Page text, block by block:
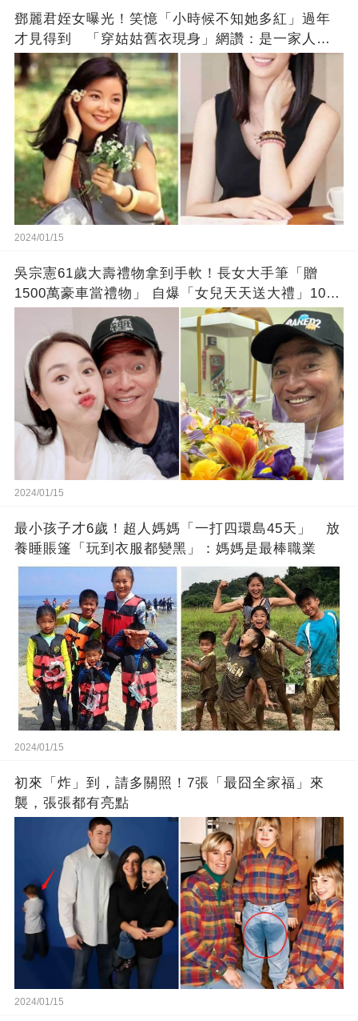
鄧麗君姪女曝光！笑憶「小時候不知她多紅」過年
才見得到 「穿姑姑舊衣現身」網讚：是一家人沒
錯!
2024/01/15
吳宗憲61歲大壽禮物拿到手軟！長女大手筆「贈
1500萬豪車當禮物」 自爆「女兒天天送大禮」10年
徒弟也不甘示弱!
2024/01/15
最小孩子才6歲！超人媽媽「一打四環島45天」 放
養睡賬篷「玩到衣服都變黑」：媽媽是最棒職業
2024/01/15
初來「炸」到，請多關照！7張「最囧全家福」來
襲，張張都有亮點
2024/01/15